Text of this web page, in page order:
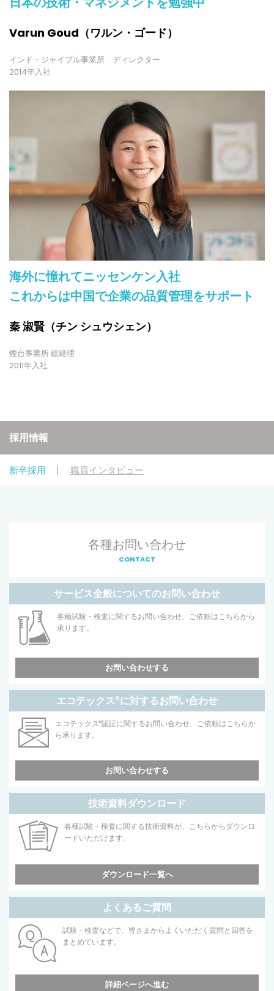
Varun Goud（ワルン・ゴード）
インド・ジャイプル事業所 ディレクター
2014年入社
海外に憧れてニッセンケン入社
これからは中国で企業の品質管理をサポート
秦 淑賢（チン シュウシェン）
煙台事業所 総経理
2011年入社
採用情報
新卒採用 職員インタビュー
各種お問い合わせ
CONTACT
サービス全般についてのお問い合わせ
各種試験・検査に関するお問い合わせ、ご依頼はこちらから
承ります。
お問い合わせする
エコテックス®に対するお問い合わせ
エコテックス®認証に関するお問い合わせ、ご依頼はこちらか
ら承ります。
お問い合わせする
技術資料ダウンロード
各種試験・検査に関する技術資料が、こちらからダウンロ
ードいただけます。
ダウンロード一覧へ
よくあるご質問
試験・検査などで、皆さまからよくいただく質問と回答を
まとめています。
詳細ページへ進む